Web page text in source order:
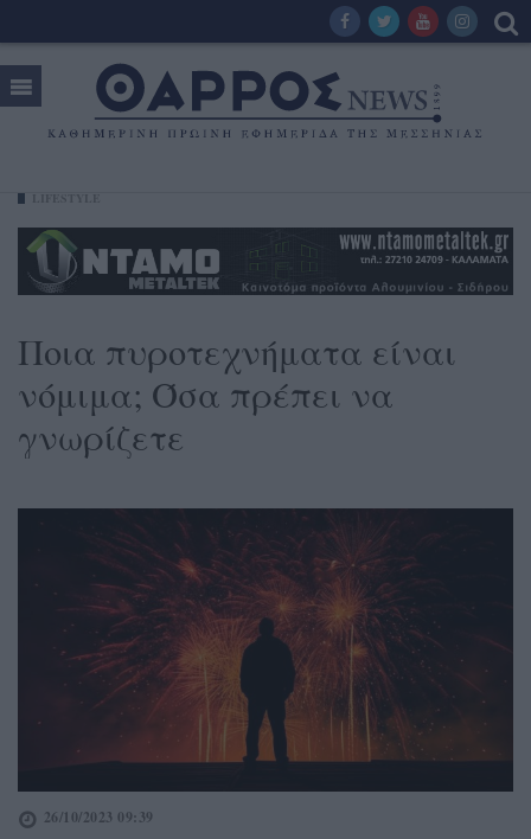
Ποια πυροτεχνήματα είναι
νόμιμα; Όσα πρέπει να
γνωρίζετε
26/10/2023 09:39